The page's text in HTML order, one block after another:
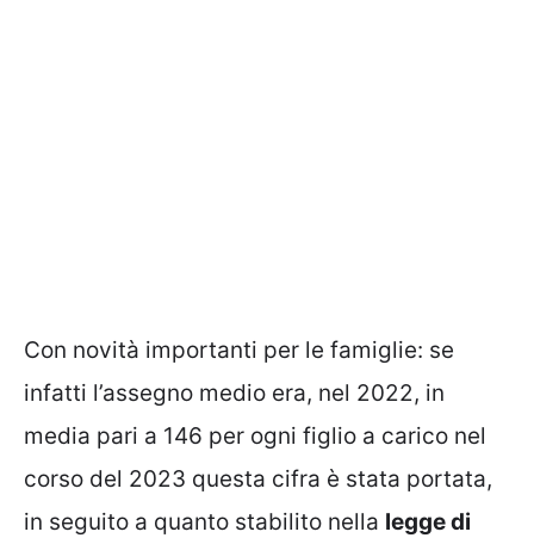
Con novità importanti per le famiglie: se
infatti l’assegno medio era, nel 2022, in
media pari a 146 per ogni figlio a carico nel
corso del 2023 questa cifra è stata portata,
in seguito a quanto stabilito nella legge di